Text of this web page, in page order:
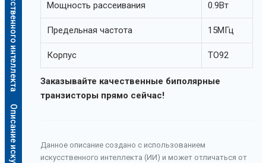
Мощность рассеивания 0.9Вт
Предельная частота 15МГц
Корпус TO92
Заказывайте качественные биполярные
транзисторы прямо сейчас!
Данное описание создано с использованием
искусственного интеллекта (ИИ) и может отличаться от